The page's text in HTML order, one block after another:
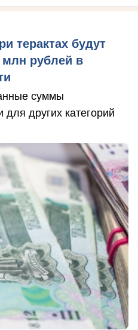
терактах будут
рублей в
суммы
других категорий